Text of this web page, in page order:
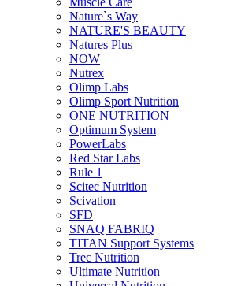
Nature`s Way
NATURE'S BEAUTY
Natures Plus
NOW
Nutrex
Olimp Labs
Olimp Sport Nutrition
ONE NUTRITION
Optimum System
PowerLabs
Red Star Labs
Rule 1
Scitec Nutrition
Scivation
SFD
SNAQ FABRIQ
TITAN Support Systems
Trec Nutrition
Ultimate Nutrition